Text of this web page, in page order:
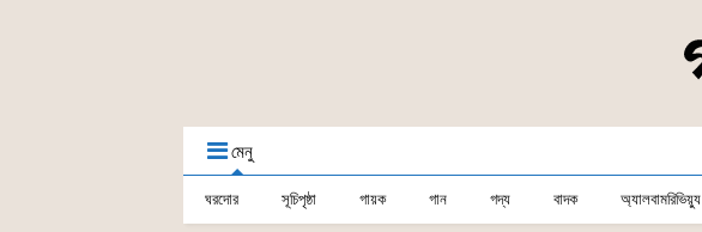
মেনু
ঘরদোর সূচিপৃষ্ঠা গায়ক গান গদ্য বাদক অ্যালবামরিভিয়্যু